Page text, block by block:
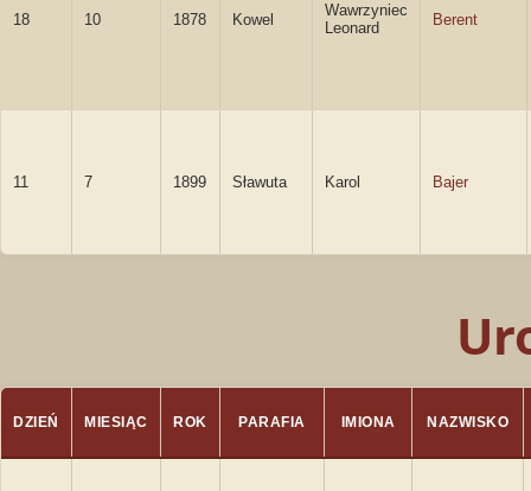
18 10 1878 Kowel
Wawrzyniec
Leonard
Berent
11 7 1899 Sławuta Karol Bajer
DZIEŃ MIESIĄC ROK PARAFIA IMIONA NAZWISKO